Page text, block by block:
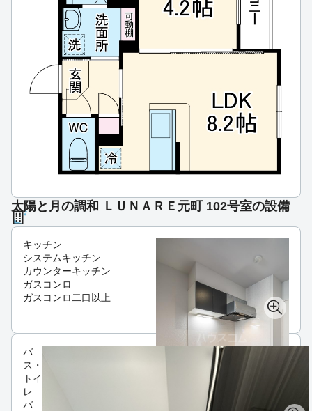
太陽と月の調和 ＬＵＮＡＲＥ元町 102号室の設備
キッチン
システムキッチン
カウンターキッチン
ガスコンロ
ガスコンロ二口以上
バ
ス・
トイ
レ
バ